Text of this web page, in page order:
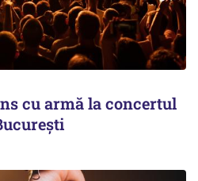
cu armă la concertul